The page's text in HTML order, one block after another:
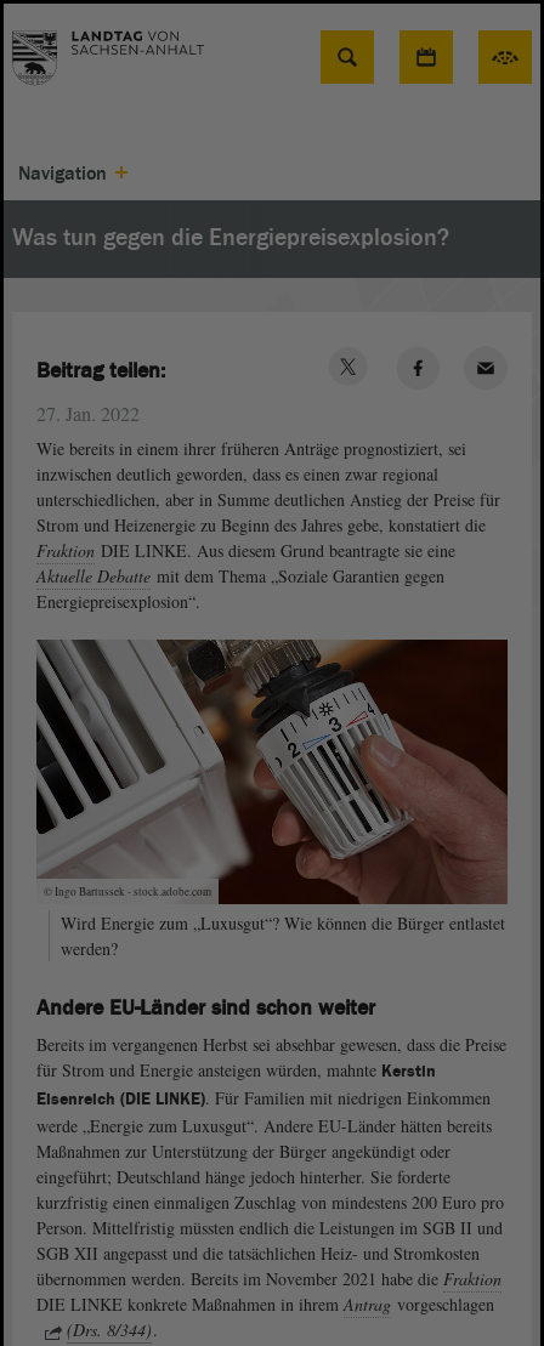
Suche
Navigation
Was tun gegen die Energiepreisexplosion?
27. Jan. 2022
Wie bereits in einem ihrer früheren Anträge prognostiziert, sei
inzwischen deutlich geworden, dass es einen zwar regional
unterschiedlichen, aber in Summe deutlichen Anstieg der Preise für
Strom und Heizenergie zu Beginn des Jahres gebe, konstatiert die
Fraktion DIE LINKE. Aus diesem Grund beantragte sie eine
Aktuelle Debatte mit dem Thema „Soziale Garantien gegen
Energiepreisexplosion“.
© Ingo Bartussek - stock.adobe.com
Wird Energie zum „Luxusgut“? Wie können die Bürger entlastet
werden?
Andere EU-Länder sind schon weiter
Bereits im vergangenen Herbst sei absehbar gewesen, dass die Preise
für Strom und Energie ansteigen würden, mahnte Kerstin
Eisenreich (DIE LINKE). Für Familien mit niedrigen Einkommen
werde „Energie zum Luxusgut“. Andere EU-Länder hätten bereits
Maßnahmen zur Unterstützung der Bürger angekündigt oder
eingeführt; Deutschland hänge jedoch hinterher. Sie forderte
kurzfristig einen einmaligen Zuschlag von mindestens 200 Euro pro
Person. Mittelfristig müssten endlich die Leistungen im SGB II und
SGB XII angepasst und die tatsächlichen Heiz- und Stromkosten
übernommen werden. Bereits im November 2021 habe die Fraktion
DIE LINKE konkrete Maßnahmen in ihrem Antrag vorgeschlagen
(Drs. 8/344).
Beitrag teilen: